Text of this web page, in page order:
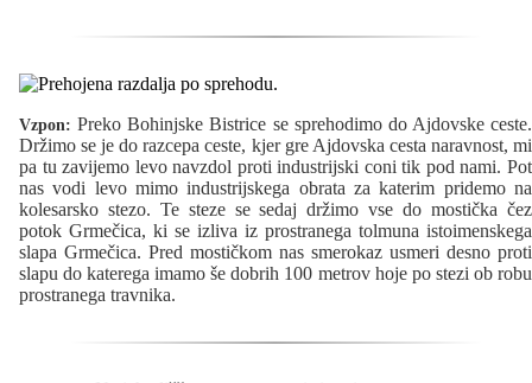
Vzpon: Preko Bohinjske Bistrice se sprehodimo do Ajdovske ceste.
Držimo se je do razcepa ceste, kjer gre Ajdovska cesta naravnost, mi
pa tu zavijemo levo navzdol proti industrijski coni tik pod nami. Pot
nas vodi levo mimo industrijskega obrata za katerim pridemo na
kolesarsko stezo. Te steze se sedaj držimo vse do mostička čez
potok Grmečica, ki se izliva iz prostranega tolmuna istoimenskega
slapa Grmečica. Pred mostičkom nas smerokaz usmeri desno proti
slapu do katerega imamo še dobrih 100 metrov hoje po stezi ob robu
prostranega travnika.